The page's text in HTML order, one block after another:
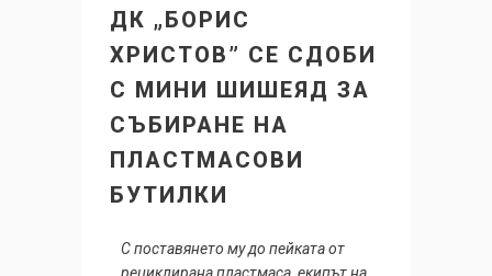
ДК „БОРИС
ХРИСТОВ” СЕ СДОБИ
С МИНИ ШИШЕЯД ЗА
СЪБИРАНЕ НА
ПЛАСТМАСОВИ
БУТИЛКИ
С поставянето му до пейката от